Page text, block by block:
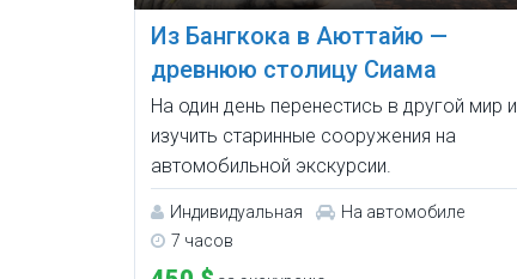
Из Бангкока в Аюттайю —
древнюю столицу Сиама
На один день перенестись в другой мир и
изучить старинные сооружения на
автомобильной экскурсии.
Индивидуальная
На автомобиле
7 часов